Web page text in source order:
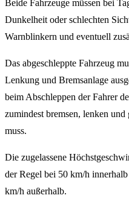
Beide Fahrzeuge müssen bei
Dunkelheit oder schlechten
Warnblinkern und eventuell
Das abgeschleppte Fahrzeug
Lenkung und Bremsanlage
beim Abschleppen der Fahrer
zumindest bremsen, lenken
muss.
Die zugelassene
der Regel bei 50 km/h
km/h außerhalb.